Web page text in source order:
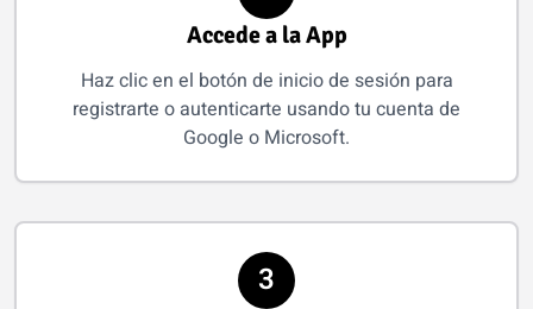
Accede a la App
Haz clic en el botón de inicio de sesión para
registrarte o autenticarte usando tu cuenta de
Google o Microsoft.
3